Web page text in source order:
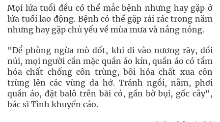
Mọi lứa tuổi đều có thể mắc bệnh nhưng hay gặp ở
lứa tuổi lao động. Bệnh có thể gặp rải rác trong năm
nhưng hay gặp chủ yếu về mùa mưa và nắng nóng.
"Để phòng ngừa mò đốt, khi đi vào nương rẫy, đồi
núi, mọi người cần mặc quần áo kín, quần áo có tẩm
hóa chất chống côn trùng, bôi hóa chất xua côn
trùng lên các vùng da hở. Tránh ngồi, nằm, phơi
quần áo, đặt balô trên bãi cỏ, gần bờ bụi, gốc cây",
bác sĩ Tình khuyến cáo.